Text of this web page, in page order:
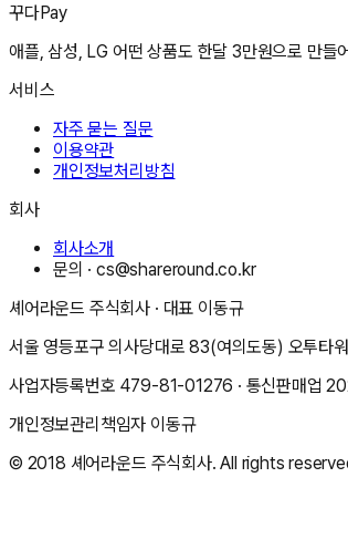
꾸다Pay
애플, 삼성, LG 어떤 상품도 한달 3만원으로 만들
서비스
자주 묻는 질문
이용약관
개인정보처리방침
회사
회사소개
문의 ·cs@shareround.co.kr
셰어라운드 주식회사 · 대표 이동규
서울 영등포구 의사당대로 83(여의도동) 오투타
사업자등록번호 479-81-01276 · 통신판매업
개인정보관리책임자 이동규
© 2018 셰어라운드 주식회사. All rights